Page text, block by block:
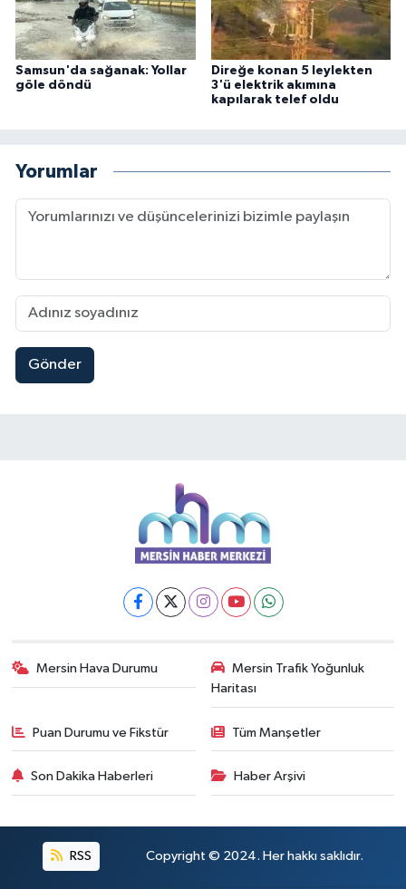
Samsun'da sağanak: Yollar
göle döndü
Direğe konan 5 leylekten
3'ü elektrik akımına
kapılarak telef oldu
Yorumlar
Gönder
Mersin Hava Durumu
Mersin Trafik Yoğunluk
Haritası
Puan Durumu ve Fikstür Tüm Manşetler
Son Dakika Haberleri Haber Arşivi
RSS Copyright © 2024. Her hakkı saklıdır.